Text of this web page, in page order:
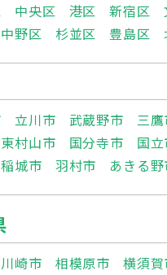
中央区 港区 新宿区
中野区 杉並区 豊島区
立川市 武蔵野市 三
東村山市 国分寺市 国
稲城市 羽村市 あきる
川崎市 相模原市 横須賀